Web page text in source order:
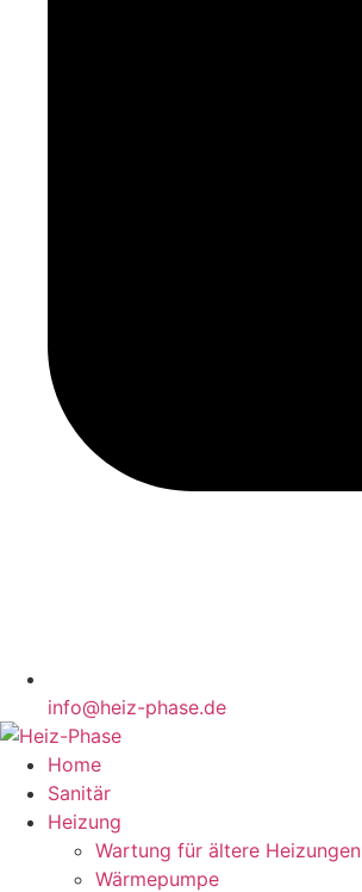
info@heiz-phase.de
Home
Sanitär
Heizung
Wartung für ältere Heizungen
Wärmepumpe